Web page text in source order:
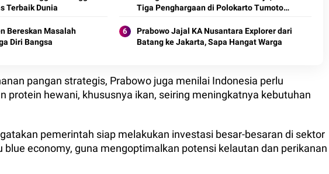
Terbaik Dunia
Tiga Penghargaan di Polokarto Tumoto
Bereskan Masalah
Diri Bangsa
Prabowo Jajal KA Nusantara Explorer dari
Batang ke Jakarta, Sapa Hangat Warga
pangan strategis, Prabowo juga menilai Indonesia perlu
protein hewani, khususnya ikan, seiring meningkatnya kebutuhan
pemerintah siap melakukan investasi besar-besaran di sektor
blue economy, guna mengoptimalkan potensi kelautan dan perikanan